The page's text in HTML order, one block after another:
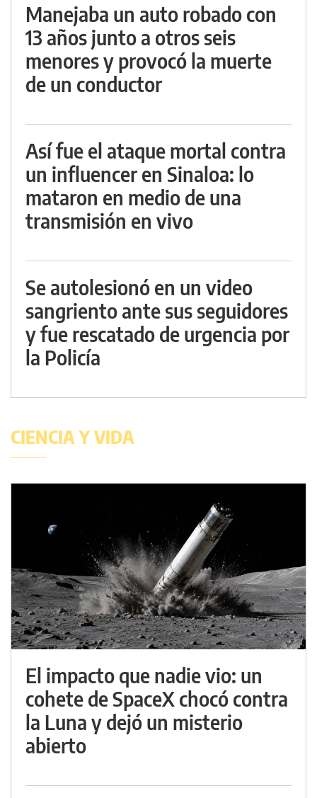
Manejaba un auto robado con
13 años junto a otros seis
menores y provocó la muerte
de un conductor
Así fue el ataque mortal contra
un influencer en Sinaloa: lo
mataron en medio de una
transmisión en vivo
Se autolesionó en un video
sangriento ante sus seguidores
y fue rescatado de urgencia por
la Policía
CIENCIA Y VIDA
El impacto que nadie vio: un
cohete de SpaceX chocó contra
la Luna y dejó un misterio
abierto